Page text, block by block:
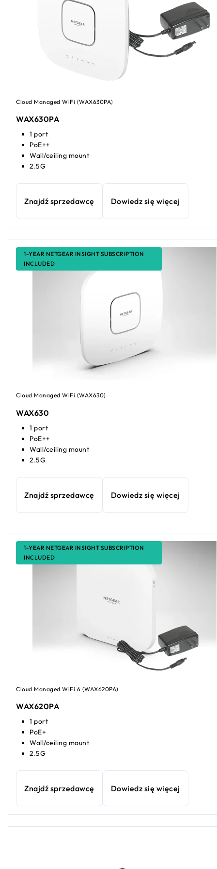
Cloud Managed WiFi (WAX630PA)
WAX630PA
1 port
PoE++
Wall/ceiling mount
2.5G
Znajdź sprzedawcę Dowiedz się więcej
1-YEAR NETGEAR INSIGHT SUBSCRIPTION
INCLUDED
Cloud Managed WiFi (WAX630)
WAX630
1 port
PoE++
Wall/ceiling mount
2.5G
Znajdź sprzedawcę Dowiedz się więcej
1-YEAR NETGEAR INSIGHT SUBSCRIPTION
INCLUDED
Cloud Managed WiFi 6 (WAX620PA)
WAX620PA
1 port
PoE+
Wall/ceiling mount
2.5G
Znajdź sprzedawcę Dowiedz się więcej